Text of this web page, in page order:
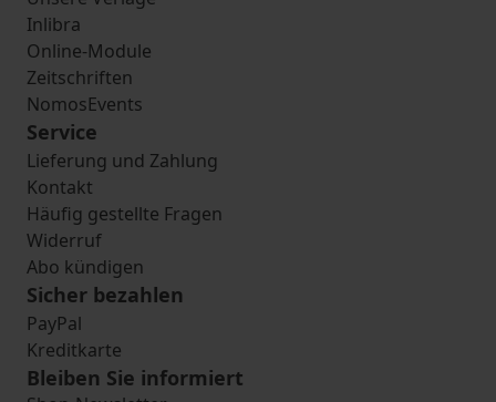
Inlibra
Online-Module
Zeitschriften
NomosEvents
Service
Lieferung und Zahlung
Kontakt
Häufig gestellte Fragen
Widerruf
Abo kündigen
Sicher bezahlen
PayPal
Kreditkarte
Bleiben Sie informiert